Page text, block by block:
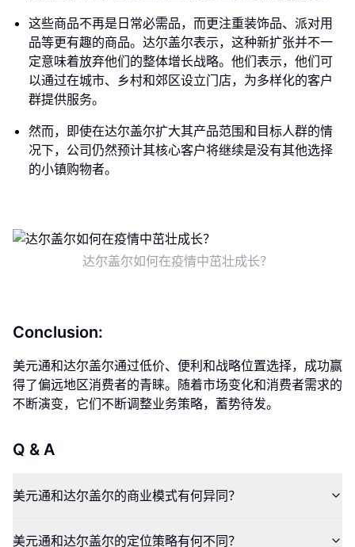
这些商品不再是日常必需品，而更注重装饰品、派对用
品等更有趣的商品。达尔盖尔表示，这种新扩张并不一
定意味着放弃他们的整体增长战略。他们表示，他们可
以通过在城市、乡村和郊区设立门店，为多样化的客户
群提供服务。
然而，即使在达尔盖尔扩大其产品范围和目标人群的情
况下，公司仍然预计其核心客户将继续是没有其他选择
的小镇购物者。
达尔盖尔如何在疫情中茁壮成长？
Conclusion:
美元通和达尔盖尔通过低价、便利和战略位置选择，成功赢
得了偏远地区消费者的青睐。随着市场变化和消费者需求的
不断演变，它们不断调整业务策略，蓄势待发。
Q & A
美元通和达尔盖尔的商业模式有何异同？
美元通和达尔盖尔的定位策略有何不同？